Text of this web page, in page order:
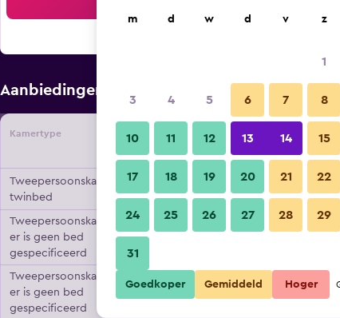
Aanbiedingen vanaf Goedkoopste tarief per
Kamertype Aanbieder
totaal per
Tweepersoonskamer, 1
twinbed
€ 29 Bekijk
Tweepersoonskamer,
er is geen bed
gespecificeerd
Tweepersoonskamer,
er is geen bed
gespecificeerd
m d w d v z
1
3 4 5 6 7 8
10 11 12 13 14 15
17 18 19 20 21 22
24 25 26 27 28 29
31
Goedkoper Gemiddeld Hoger